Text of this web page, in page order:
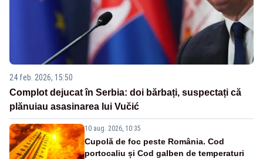
24 feb. 2026, 15:50
Complot dejucat în Serbia: doi bărbați, suspectați că
plănuiau asasinarea lui Vučić
10 aug. 2026, 10:35
Cupolă de foc peste România. Cod
portocaliu și Cod galben de temperaturi